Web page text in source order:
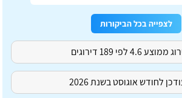
לצפייה בכל הביקורות
ממוצע 4.6 לפי 189 דירוגים
לחודש אוגוסט בשנת 2026